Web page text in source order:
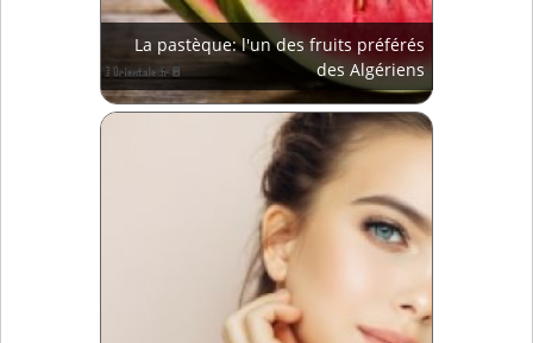
La pastèque: l'un des fruits préférés
des Algériens